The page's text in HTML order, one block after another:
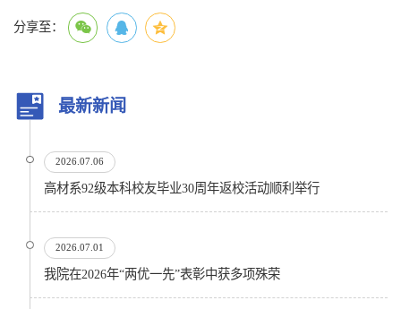
分享至：
最新新闻
2026.07.06
高材系92级本科校友毕业30周年返校活动顺利举行
2026.07.01
我院在2026年“两优一先”表彰中获多项殊荣